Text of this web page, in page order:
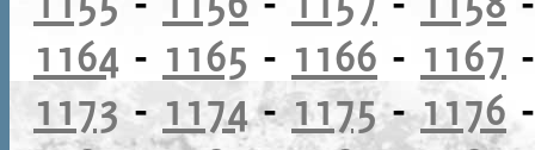
1164 - 1165 - 1166 - 1167
1173- 1174-1175-1176